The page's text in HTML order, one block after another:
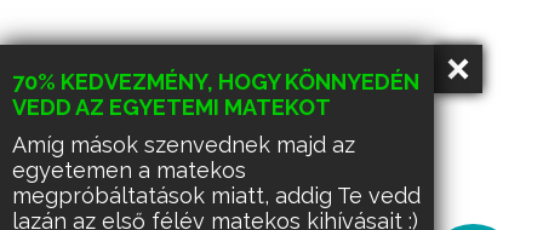
70% KEDVEZMÉNY, HOGY KÖNNYEDÉN
VEDD AZ EGYETEMI MATEKOT
Amíg mások szenvednek majd az
egyetemen a matekos
megpróbáltatások miatt, addig Te vedd
lazán az első félév matekos kihívásait :)